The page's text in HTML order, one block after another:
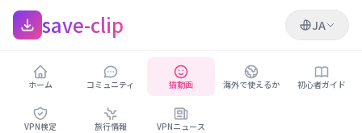
save-clip JA
ホーム コミュニティ 猫動画 海外で使えるか 初心者ガイド
VPN検定 旅行情報 VPNニュース